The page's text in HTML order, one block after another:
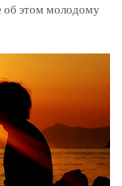
об этом молодому